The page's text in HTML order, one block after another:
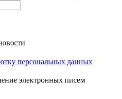
персональных данных
электронных писем